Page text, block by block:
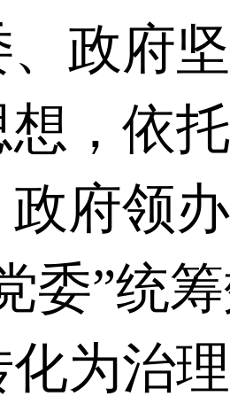
政府
，依
政府领
委”统
为治